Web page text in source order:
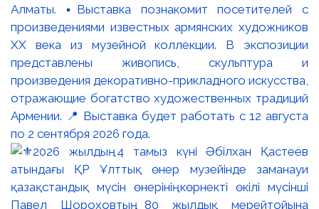
Алматы. ▪️Выставка познакомит посетителей с
произведениями известных армянских художников
XX века из музейной коллекции. В экспозиции
представлены живопись, скульптура и
произведения декоративно-прикладного искусства,
отражающие богатство художественных традиций
Армении. 📍 Выставка будет работать с 12 августа
по 2 сентября 2026 года.